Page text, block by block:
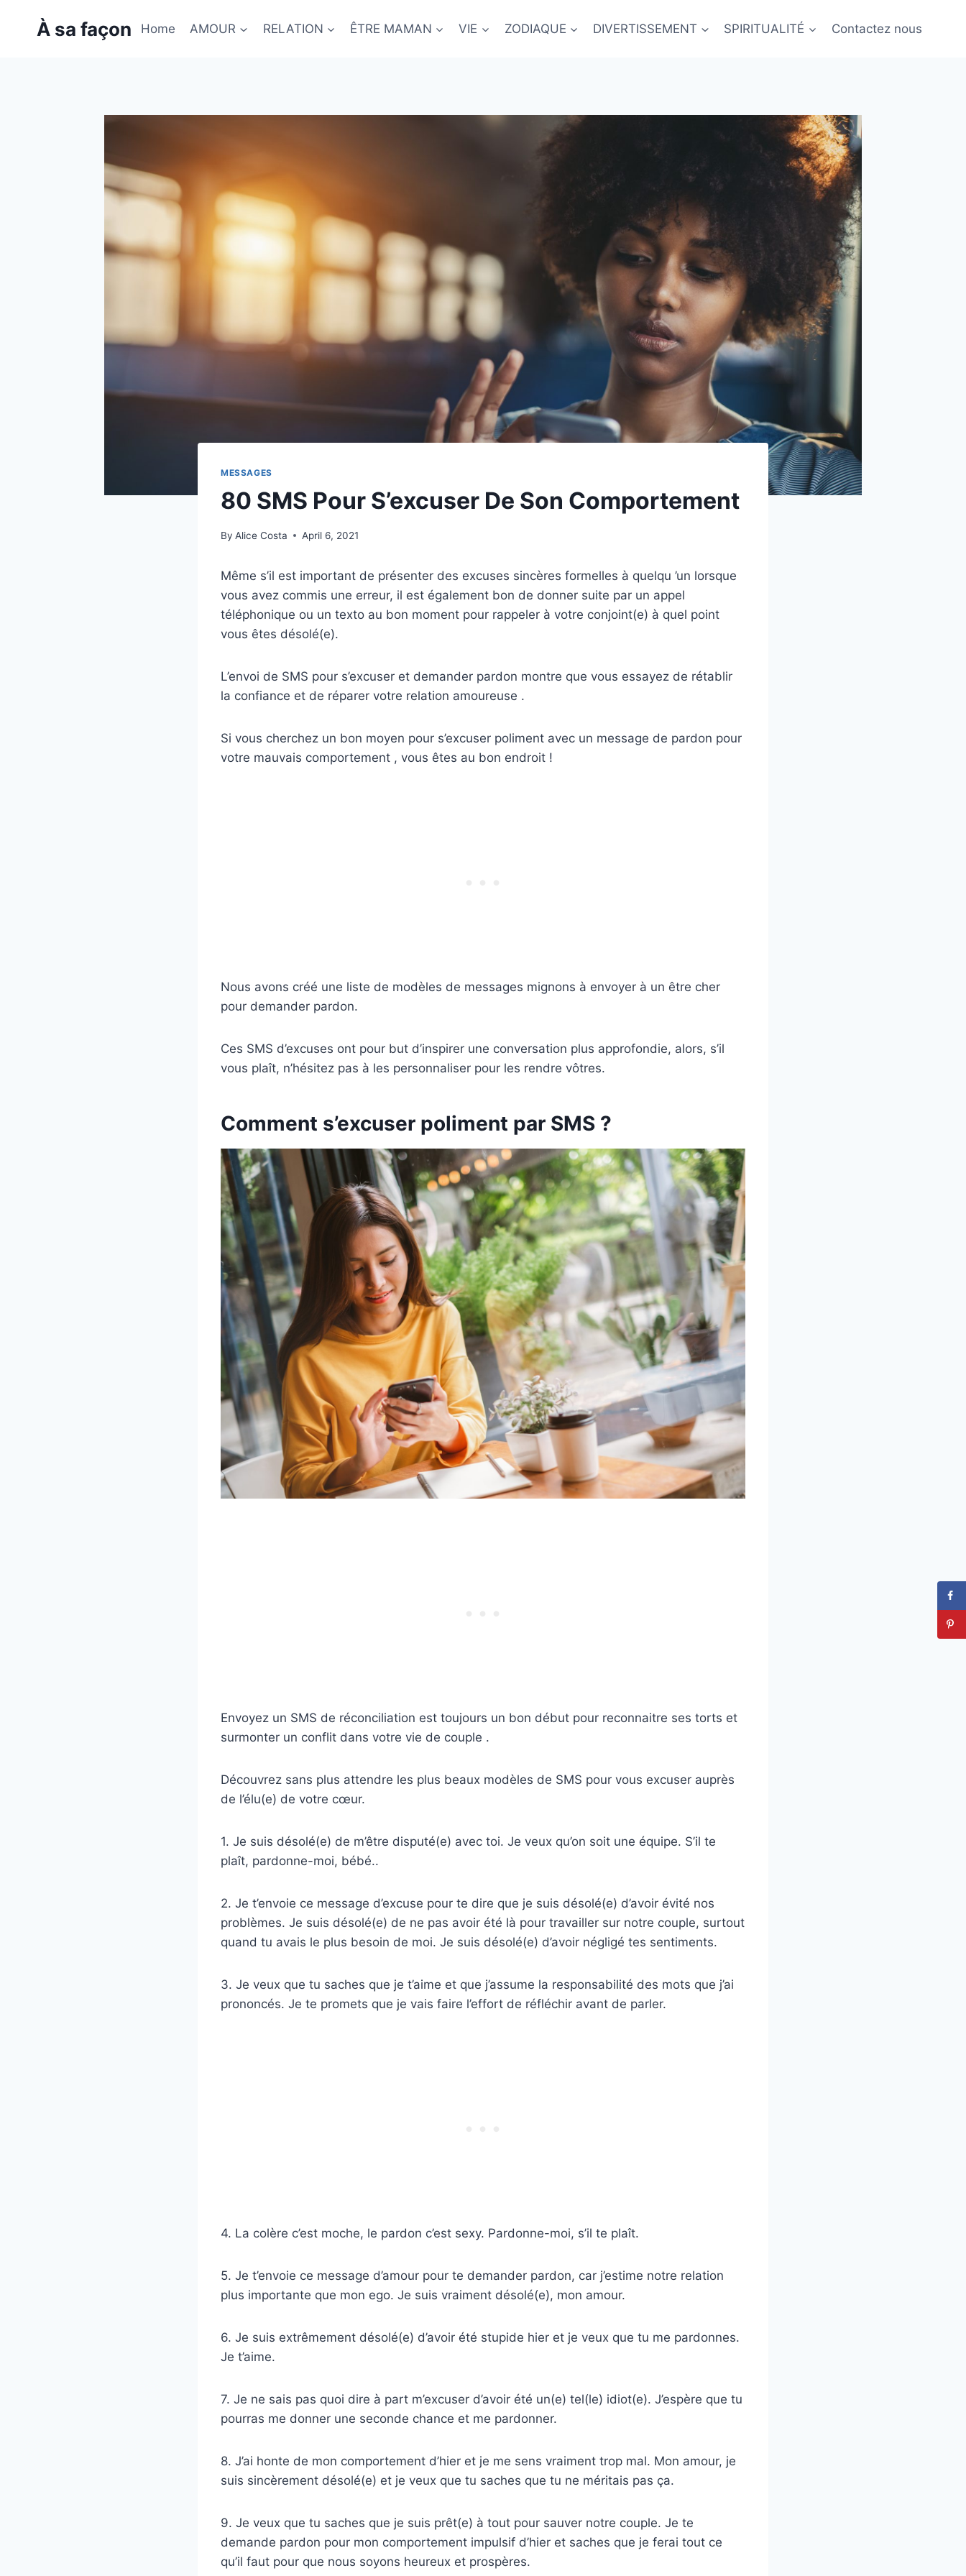
À sa façon Home AMOUR RELATION ÊTRE MAMAN VIE ZODIAQUE DIVERTISSEMENT SPIRITUALITÉ Contactez nous
MESSAGES
80 SMS Pour S’excuser De Son Comportement
By Alice Costa April 6, 2021
Même s’il est important de présenter des excuses sincères formelles à quelqu ’un lorsque
vous avez commis une erreur, il est également bon de donner suite par un appel
téléphonique ou un texto au bon moment pour rappeler à votre conjoint(e) à quel point
vous êtes désolé(e).
L’envoi de SMS pour s’excuser et demander pardon montre que vous essayez de rétablir
la confiance et de réparer votre relation amoureuse .
Si vous cherchez un bon moyen pour s’excuser poliment avec un message de pardon pour
votre mauvais comportement , vous êtes au bon endroit !
Nous avons créé une liste de modèles de messages mignons à envoyer à un être cher
pour demander pardon.
Ces SMS d’excuses ont pour but d’inspirer une conversation plus approfondie, alors, s’il
vous plaît, n’hésitez pas à les personnaliser pour les rendre vôtres.
Comment s’excuser poliment par SMS ?
Envoyez un SMS de réconciliation est toujours un bon début pour reconnaitre ses torts et
surmonter un conflit dans votre vie de couple .
Découvrez sans plus attendre les plus beaux modèles de SMS pour vous excuser auprès
de l’élu(e) de votre cœur.
1. Je suis désolé(e) de m’être disputé(e) avec toi. Je veux qu’on soit une équipe. S’il te
plaît, pardonne-moi, bébé..
2. Je t’envoie ce message d’excuse pour te dire que je suis désolé(e) d’avoir évité nos
problèmes. Je suis désolé(e) de ne pas avoir été là pour travailler sur notre couple, surtout
quand tu avais le plus besoin de moi. Je suis désolé(e) d’avoir négligé tes sentiments.
3. Je veux que tu saches que je t’aime et que j’assume la responsabilité des mots que j’ai
prononcés. Je te promets que je vais faire l’effort de réfléchir avant de parler.
4. La colère c’est moche, le pardon c’est sexy. Pardonne-moi, s’il te plaît.
5. Je t’envoie ce message d’amour pour te demander pardon, car j’estime notre relation
plus importante que mon ego. Je suis vraiment désolé(e), mon amour.
6. Je suis extrêmement désolé(e) d’avoir été stupide hier et je veux que tu me pardonnes.
Je t’aime.
7. Je ne sais pas quoi dire à part m’excuser d’avoir été un(e) tel(le) idiot(e). J’espère que tu
pourras me donner une seconde chance et me pardonner.
8. J’ai honte de mon comportement d’hier et je me sens vraiment trop mal. Mon amour, je
suis sincèrement désolé(e) et je veux que tu saches que tu ne méritais pas ça.
9. Je veux que tu saches que je suis prêt(e) à tout pour sauver notre couple. Je te
demande pardon pour mon comportement impulsif d’hier et saches que je ferai tout ce
qu’il faut pour que nous soyons heureux et prospères.